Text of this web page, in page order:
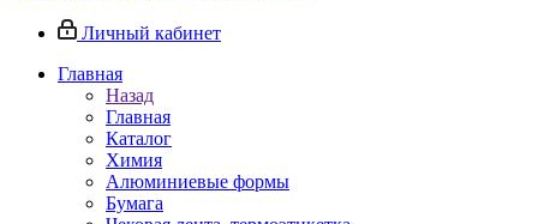
Личный кабинет
Главная
Назад
Главная
Каталог
Химия
Алюминиевые формы
Бумага